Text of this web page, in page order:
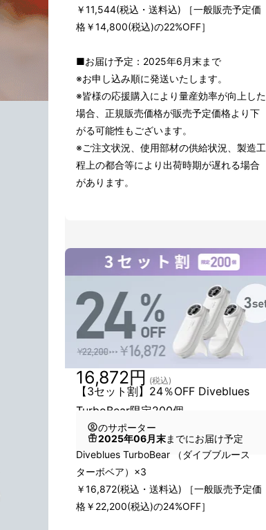
￥11,544(税込・送料込) ［一般販売予定価
格￥14,800(税込)の22%OFF］
■お届け予定：2025年6月末まで
※お申し込み順に発送いたします。
※皆様の応援購入により量産効率が向上した
場合、正規販売価格が販売予定価格より下
がる可能性もございます。
※ご注文状況、使用部材の供給状況、製造工
程上の都合等により出荷時期が遅れる場合
があります。
【3セット割】24％OFF Diveblues
TurboBear限定200個
16,872円 (税込)
のサポーター
2025年06月末までにお届け予定
Diveblues TurboBear （ダイブブルース
ターボベア）×3
￥16,872(税込・送料込) ［一般販売予定価
格￥22,200(税込)の24%OFF］